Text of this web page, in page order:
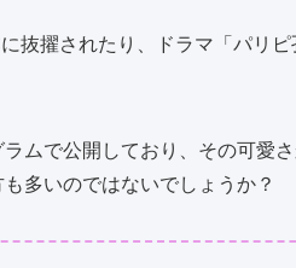
抜擢されたり、ドラマ「パリ
ムで公開しており、その可愛
多いのではないでしょうか？